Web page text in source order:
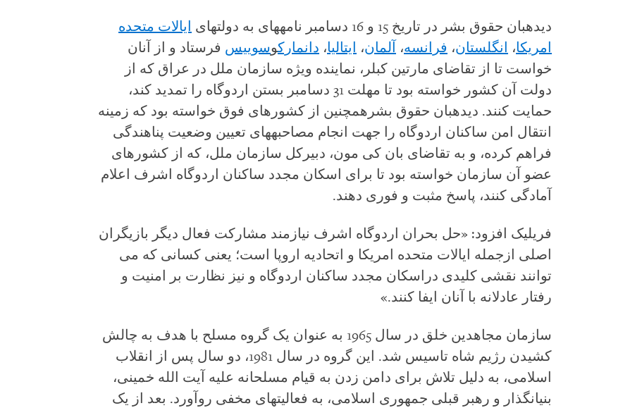
دیده‏بان حقوق بشر در تاریخ 15 و 16 دسامبر نامه‏‏های به دولت‏های
ایالات متحده
امریکا، انگلستان، فرانسه، آلمان، ایتالیا، دانمارکوسوییس فرستاد و از آنان
خواست تا از تقاضای مارتین کبلر، نماینده ویژه سازمان ملل در عراق که از
دولت آن کشور خواسته بود تا مهلت 31 دسامبر بستن اردوگاه را تمدید کند،
حمایت کنند. دیده‏بان حقوق بشرهمچنین از کشورهای فوق خواسته بود که زمینه
انتقال امن ساکنان اردوگاه را جهت انجام مصاحبه‏های تعیین وضعیت پناهندگی
فراهم کرده، و به تقاضای بان کی مون، دبیرکل سازمان ملل، که از کشورهای
عضو آن سازمان خواسته بود تا برای اسکان مجدد ساکنان اردوگاه اشرف اعلام
آمادگی کنند، پاسخ مثبت و فوری دهند.
فریلیک افزود: «حل بحران اردوگاه اشرف نیازمند مشارکت فعال دیگر بازیگران
اصلی از‏جمله ایالات متحده امریکا و اتحادیه اروپا است؛ یعنی کسانی که می
توانند نقشی کلیدی دراسکان مجدد ساکنان اردوگاه و نیز نظارت بر امنیت و
رفتار عادلانه با آنان ایفا کنند.»
سازمان مجاهدین خلق در سال 1965 به عنوان یک گروه مسلح با هدف به چالش
کشیدن رژیم شاه تاسیس شد. این گروه در سال 1981، دو سال پس از انقلاب
اسلامی، به دلیل تلاش برای دامن زدن به قیام مسلحانه علیه آیت الله خمینی،
بنیانگذار و رهبر قبلی جمهوری اسلامی، به فعالیت‏های مخفی روآورد. بعد از یک